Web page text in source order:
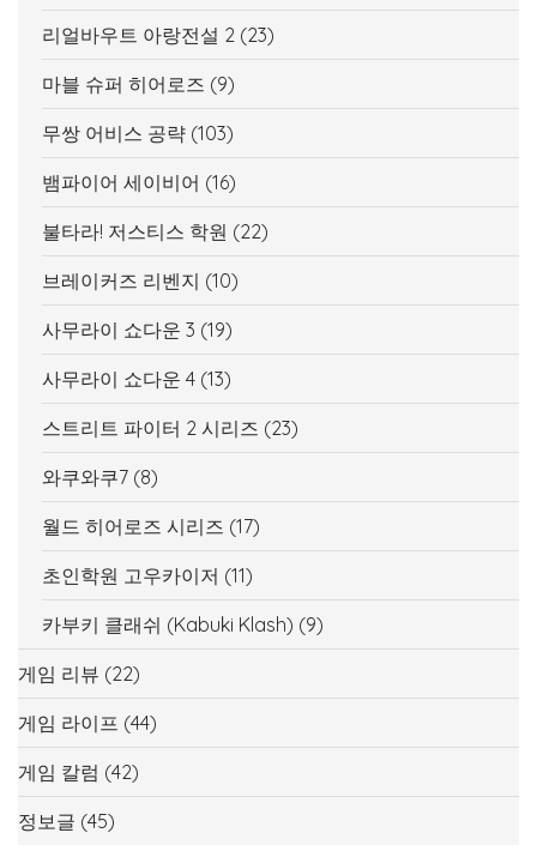
리얼바우트 아랑전설 2 (23)
마블 슈퍼 히어로즈 (9)
무쌍 어비스 공략 (103)
뱀파이어 세이비어 (16)
불타라! 저스티스 학원 (22)
브레이커즈 리벤지 (10)
사무라이 쇼다운 3 (19)
사무라이 쇼다운 4 (13)
스트리트 파이터 2 시리즈 (23)
와쿠와쿠7 (8)
월드 히어로즈 시리즈 (17)
초인학원 고우카이저 (11)
카부키 클래쉬 (Kabuki Klash) (9)
게임 리뷰 (22)
게임 라이프 (44)
게임 칼럼 (42)
정보글 (45)